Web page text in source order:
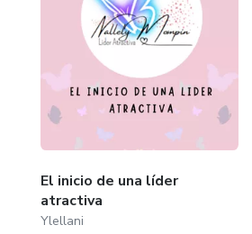
El inicio de una líder
atractiva
Ylellani